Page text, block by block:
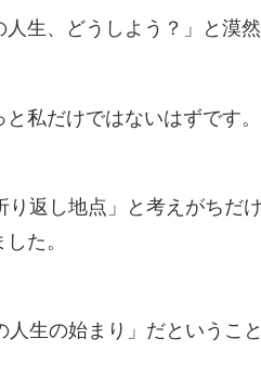
生、どうしよう？」と漠
私だけではないはずです。
り返し地点」と考えがちだ
た。
生の始まり」だということ